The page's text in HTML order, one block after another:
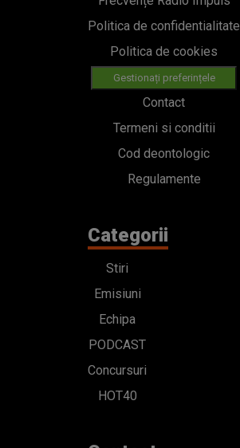
Politica de confidentialitate
Politica de cookies
Gestionați preferințele
Contact
Termeni si conditii
Cod deontologic
Regulamente
Categorii
Stiri
Emisiuni
Echipa
PODCAST
Concursuri
HOT40